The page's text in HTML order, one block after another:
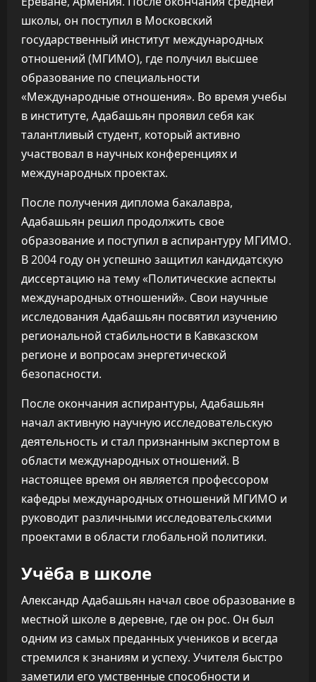
школы, он поступил в Московский
государственный институт международных
отношений (МГИМО), где получил высшее
образование по специальности
«Международные отношения». Во время учебы
в институте, Адабашьян проявил себя как
талантливый студент, который активно
участвовал в научных конференциях и
международных проектах.
После получения диплома бакалавра,
Адабашьян решил продолжить свое
образование и поступил в аспирантуру МГИМО.
В 2004 году он успешно защитил кандидатскую
диссертацию на тему «Политические аспекты
международных отношений». Свои научные
исследования Адабашьян посвятил изучению
региональной стабильности в Кавказском
регионе и вопросам энергетической
безопасности.
После окончания аспирантуры, Адабашьян
начал активную научную исследовательскую
деятельность и стал признанным экспертом в
области международных отношений. В
настоящее время он является профессором
кафедры международных отношений МГИМО и
руководит различными исследовательскими
проектами в области глобальной политики.
Учёба в школе
Александр Адабашьян начал свое образование в
местной школе в деревне, где он рос. Он был
одним из самых преданных учеников и всегда
стремился к знаниям и успеху. Учителя быстро
заметили его умственные способности и